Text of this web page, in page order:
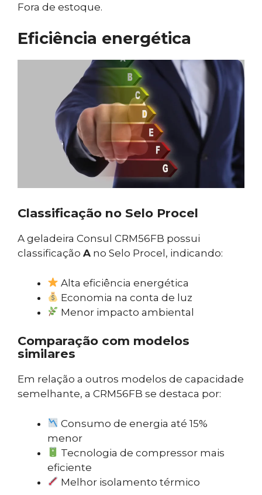
Fora de estoque.
Eficiência energética
Classificação no Selo Procel
A geladeira Consul CRM56FB possui
classificação A no Selo Procel, indicando:
Alta eficiência energética
Economia na conta de luz
Menor impacto ambiental
Comparação com modelos
similares
Em relação a outros modelos de capacidade
semelhante, a CRM56FB se destaca por:
Consumo de energia até 15%
menor
Tecnologia de compressor mais
eficiente
Melhor isolamento térmico